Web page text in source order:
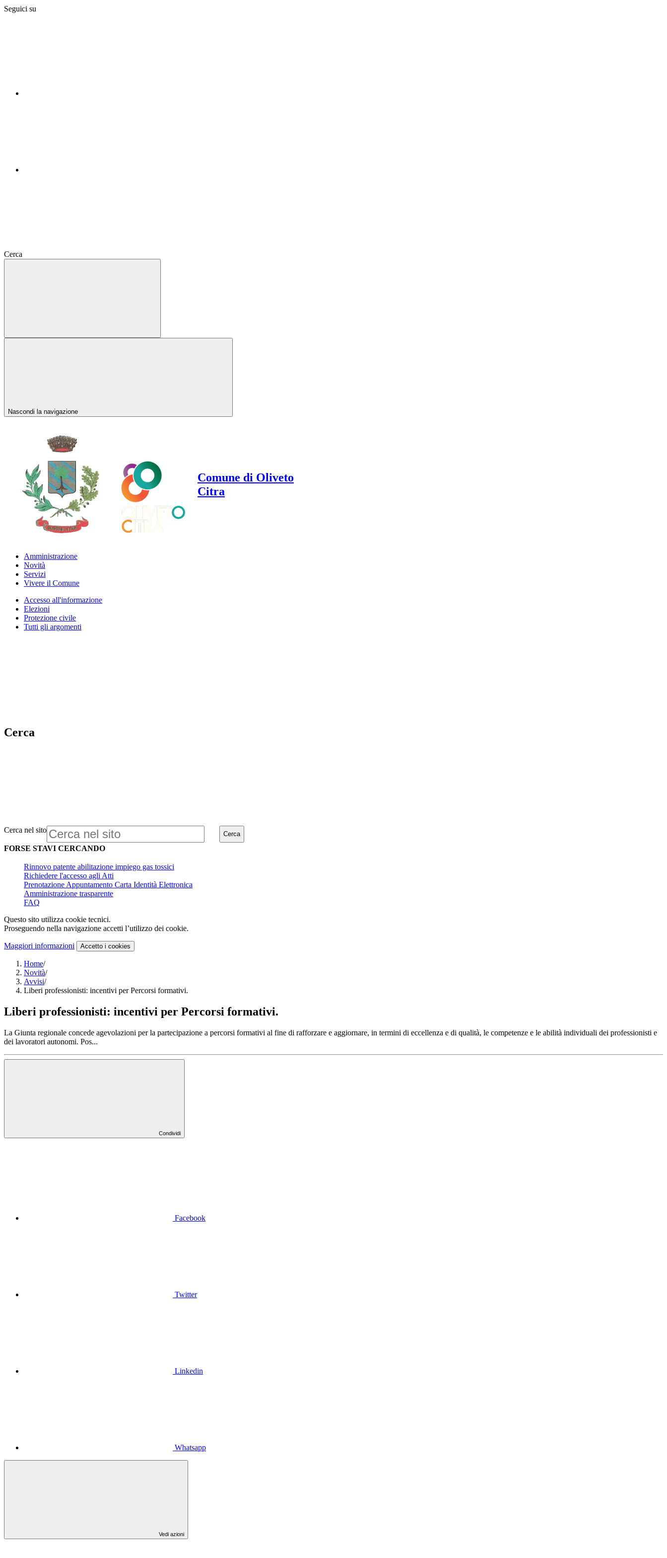
Seguici su
Cerca
Nascondi la navigazione
Comune di Oliveto
Citra
Amministrazione
Novità
Servizi
Vivere il Comune
Accesso all'informazione
Elezioni
Protezione civile
Tutti gli argomenti
Cerca
Cerca nel sito Cerca
FORSE STAVI CERCANDO
Rinnovo patente abilitazione impiego gas tossici
Richiedere l'accesso agli Atti
Prenotazione Appuntamento Carta Identità Elettronica
Amministrazione trasparente
FAQ
Questo sito utilizza cookie tecnici.
Proseguendo nella navigazione accetti l’utilizzo dei cookie.
Maggiori informazioni Accetto i cookies
Home/
Novità/
Avvisi/
Liberi professionisti: incentivi per Percorsi formativi.
Liberi professionisti: incentivi per Percorsi formativi.
La Giunta regionale concede agevolazioni per la partecipazione a percorsi formativi al fine di rafforzare e aggiornare, in termini di eccellenza e di qualità, le competenze e le abilità individuali dei professionisti e
dei lavoratori autonomi. Pos...
Condividi
Facebook
Twitter
Linkedin
Whatsapp
Vedi azioni